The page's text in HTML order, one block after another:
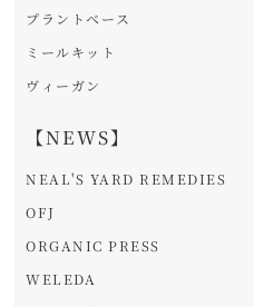
プラントベース
ミールキット
ヴィーガン
【NEWS】
NEAL'S YARD REMEDIES
OFJ
ORGANIC PRESS
WELEDA